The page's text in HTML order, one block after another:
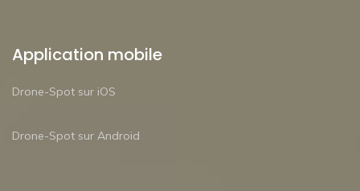
Application mobile
Drone-Spot sur iOS
Drone-Spot sur Android